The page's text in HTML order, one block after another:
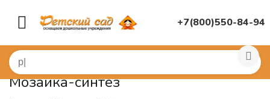
+7(800)550-84-94
Мозаика-синтез